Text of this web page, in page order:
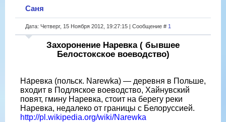
Саня
Дата: Четверг, 15 Ноября 2012, 19:27:15 | Сообщение # 1
Захоронение Наревка ( бывшее
Белостокское воеводство)
На́ревка (польск. Narewka) — деревня в Польше,
входит в Подляское воеводство, Хайнувский
повят, гмину Наревка, стоит на берегу реки
Наревка, недалеко от границы с Белоруссией.
http://pl.wikipedia.org/wiki/Narewka